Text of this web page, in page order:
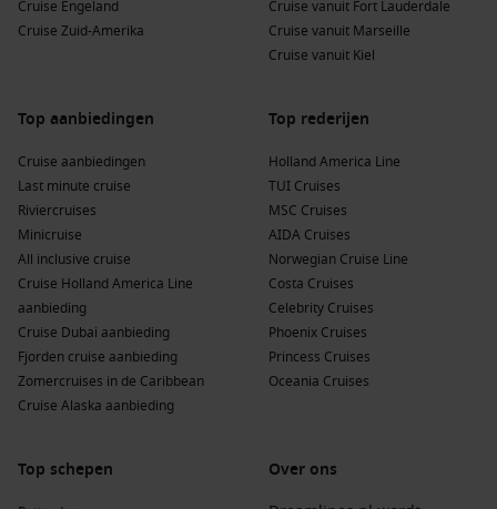
Cruise Engeland
Cruise Zuid-Amerika
Cruise vanuit Fort Lauderdale
Cruise vanuit Marseille
Cruise vanuit Kiel
Top aanbiedingen
Cruise aanbiedingen
Last minute cruise
Riviercruises
Minicruise
All inclusive cruise
Cruise Holland America Line
aanbieding
Cruise Dubai aanbieding
Fjorden cruise aanbieding
Zomercruises in de Caribbean
Cruise Alaska aanbieding
Top rederijen
Holland America Line
TUI Cruises
MSC Cruises
AIDA Cruises
Norwegian Cruise Line
Costa Cruises
Celebrity Cruises
Phoenix Cruises
Princess Cruises
Oceania Cruises
Top schepen
Over ons